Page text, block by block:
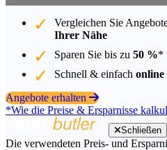
Vergleichen Sie
Ihrer Nähe
Sparen Sie bis zu 50 %*
Schnell & einfach online
Angebote erhalten
*Wie die Preise & Ersparnisse
Schließen
Die verwendeten Preis- und